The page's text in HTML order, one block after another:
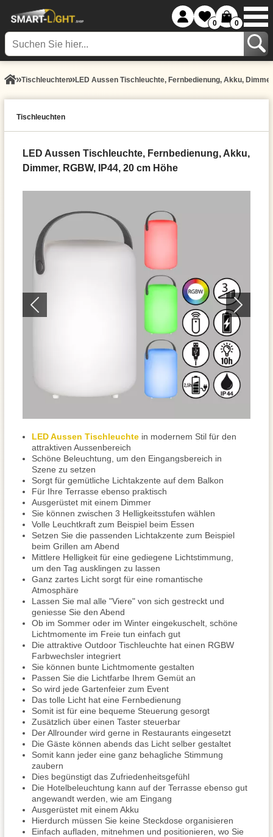
0 0
Tisch­leuchten LED Aussen Tischleuchte, Fernbedienung, Akku,
Tisch­leuchten
LED Aussen Tischleuchte, Fernbedienung, Akku,
Dimmer, RGBW, IP44, 20 cm Höhe
LED Aussen Tischleuchte in modernem Stil für den
attraktiven Aussenbereich
Schöne Beleuchtung, um den Eingangsbereich in
Szene zu setzen
Sorgt für gemütliche Lichtakzente auf dem Balkon
Für Ihre Terrasse ebenso praktisch
Ausgerüstet mit einem Dimmer
Sie können zwischen 3 Helligkeitsstufen wählen
Volle Leuchtkraft zum Beispiel beim Essen
Setzen Sie die passenden Lichtakzente zum Beispiel
beim Grillen am Abend
Mittlere Helligkeit für eine gediegene Lichtstimmung,
um den Tag ausklingen zu lassen
Ganz zartes Licht sorgt für eine romantische
Atmosphäre
Lassen Sie mal alle "Viere" von sich gestreckt und
geniesse Sie den Abend
Ob im Sommer oder im Winter eingekuschelt, schöne
Lichtmomente im Freie tun einfach gut
Die attraktive Outdoor Tischleuchte hat einen RGBW
Farbwechsler integriert
Sie können bunte Lichtmomente gestalten
Passen Sie die Lichtfarbe Ihrem Gemüt an
So wird jede Gartenfeier zum Event
Das tolle Licht hat eine Fernbedienung
Somit ist für eine bequeme Steuerung gesorgt
Zusätzlich über einen Taster steuerbar
Der Allrounder wird gerne in Restaurants eingesetzt
Die Gäste können abends das Licht selber gestaltet
Somit kann jeder eine ganz behagliche Stimmung
zaubern
Dies begünstigt das Zufriedenheitsgefühl
Die Hotelbeleuchtung kann auf der Terrasse ebenso gut
angewandt werden, wie am Eingang
Ausgerüstet mit einem Akku
Hierdurch müssen Sie keine Steckdose organisieren
Einfach aufladen, mitnehmen und positionieren, wo Sie